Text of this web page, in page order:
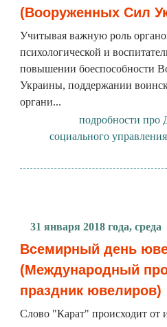
(Вооруженных Сил
Учитывая важную роль
психологической и
повышении боеспособности
Украины, поддержании
органи...
подробности про
социального
31 января 2018 года, среда
Всемирный день
(Международный
праздник ювелиров)
Слово "Карат" происходит от